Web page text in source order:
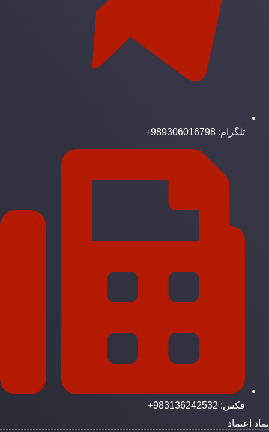
تلگرام: 989306016798+
فکس: 983136242532+
اعتماد